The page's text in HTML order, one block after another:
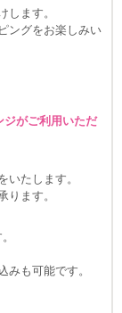
ます。
ングをお楽しみい
ジがご利用いただ
たします。
ます。
も可能です。